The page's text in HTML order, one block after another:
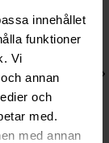
innehållet
funktioner
Vi
annan
och
med.
med annan